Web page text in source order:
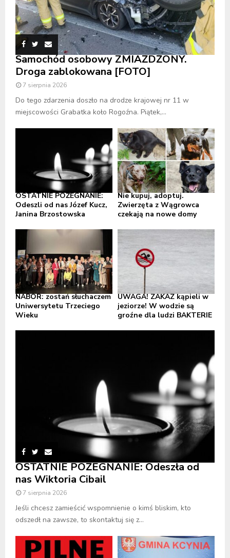
Samochód osobowy ZMIAŻDŻONY.
Droga zablokowana [FOTO]
7 sierpnia 2026
Do tego zdarzenia doszło na drodze krajowej nr 11 w
miejscowości Grabatka koło Rogoźna. Piątek,...
OSTATNIE POŻEGNANIE:
Odeszli od nas Józef Kucz,
Janina Brzostowska
Nie kupuj, adoptuj.
Zwierzęta z Wągrowca
czekają na nowe domy
NABÓR: zostań słuchaczem
Uniwersytetu Trzeciego
Wieku
UWAGA! ZAKAZ kąpieli w
jeziorze! W wodzie są
groźne dla ludzi BAKTERIE
OSTATNIE POŻEGNANIE: Odeszła od
nas Wiktoria Cibail
7 sierpnia 2026
Jeśli chcesz zamieścić wspomnienie o kimś bliskim, kto
odszedł na zawsze, to skontaktuj się z...